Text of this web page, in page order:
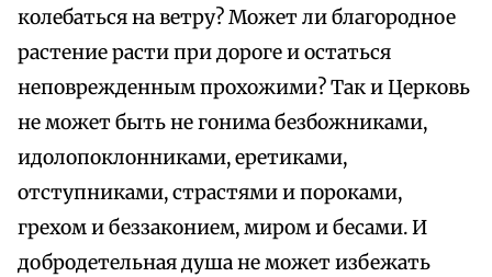
колебаться на ветру? Может ли благородное
растение расти при дороге и остаться
неповрежденным прохожими? Так и Церковь
не может быть не гонима безбожниками,
идолопоклонниками, еретиками,
отступниками, страстями и пороками,
грехом и беззаконием, миром и бесами. И
добродетельная душа не может избежать